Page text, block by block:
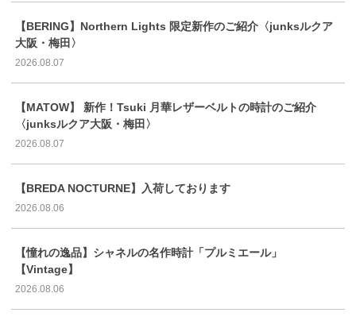
【BERING】Northern Lights 限定新作のご紹介〈junksルクア
大阪・梅田〉
2026.08.07
【MATOW】 新作！Tsuki 月華レザーベルトの時計のご紹介
〈junksルクア大阪・梅田〉
2026.08.07
【BREDA NOCTURNE】入荷しております
2026.08.06
【憧れの逸品】シャネルの名作時計「プルミエール」
【Vintage】
2026.08.06